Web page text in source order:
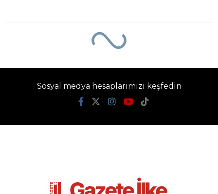
Rusya açıklarındaki
Türk kuru yük
gemisine İHA saldırısı